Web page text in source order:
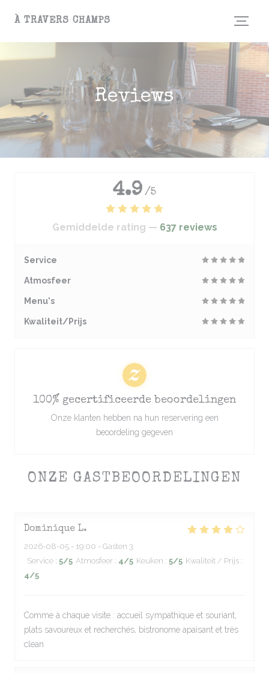
À TRAVERS CHAMPS
Reviews
ONZE GASTBEOORDELINGEN
Dominique L
2026-08-05 - 19:00 - Gasten 3
Service : 5/5 Atmosfeer : 4/5 Keuken : 5/5 Kwaliteit / Prijs :
4/5
Comme à chaque visite : accueil sympathique et souriant,
plats savoureux et recherchés, bistronome apaisant et très
clean
4.9 /5
Gemiddelde rating — 637 reviews
Service
Atmosfeer
Menu's
Kwaliteit/Prijs
100% gecertificeerde beoordelingen
Onze klanten hebben na hun reservering een
beoordeling gegeven